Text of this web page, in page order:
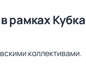
рамках Кубка
коллективами.